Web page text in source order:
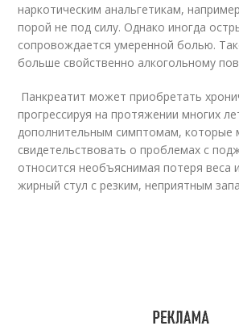
наркотическим анальгетикам,
порой не под силу. Однако иногда
сопровождается умеренной болью.
больше свойственно алкогольному
Панкреатит может приобретать
прогрессируя на протяжении многих
дополнительным симптомам, которые
свидетельствовать о проблемах с
относится необъяснимая потеря веса
жирный стул с резким, неприятным